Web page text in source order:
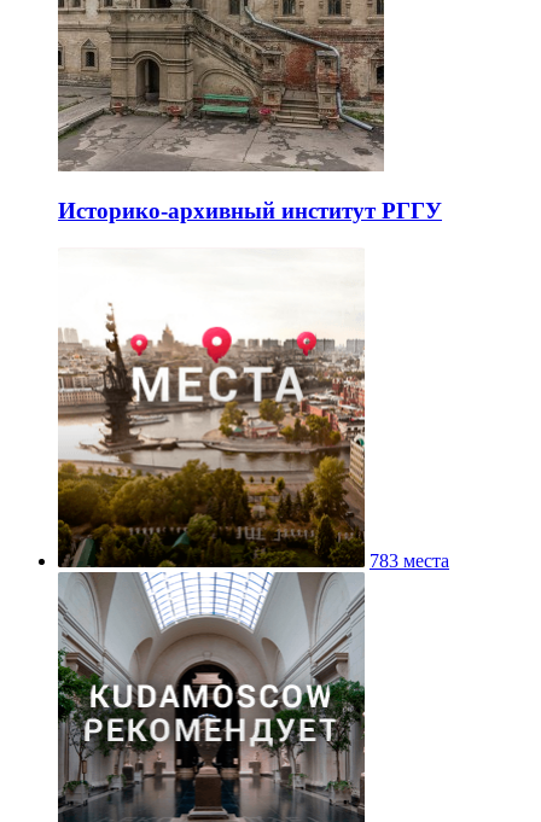
Историко-архивный институт РГГУ
783 места